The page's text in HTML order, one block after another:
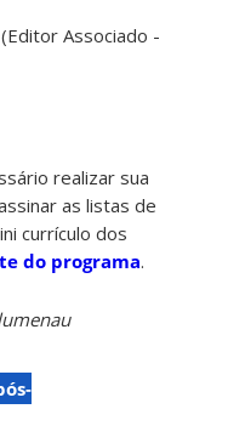
Associado -
realizar sua
as listas de
currículo dos
do programa.